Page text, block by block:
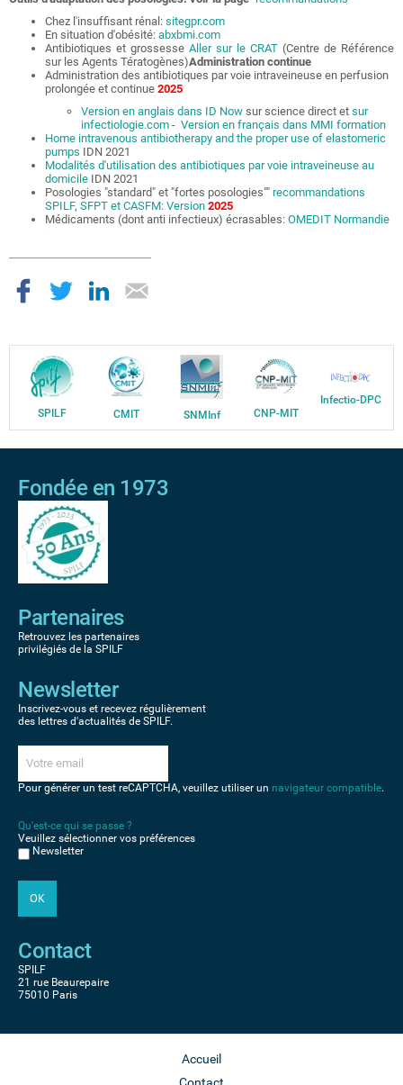
Chez l'insuffisant rénal: sitegpr.com
En situation d'obésité: abxbmi.com
Antibiotiques et grossesse Aller sur le CRAT (Centre de Référence
sur les Agents Tératogènes)Administration continue
Administration des antibiotiques par voie intraveineuse en perfusion
prolongée et continue 2025
Version en anglais dans ID Now sur science direct et sur
infectiologie.com - Version en français dans MMI formation
Home intravenous antibiotherapy and the proper use of elastomeric
pumps IDN 2021
Modalités d'utilisation des antibiotiques par voie intraveineuse au
domicile IDN 2021
Posologies "standard" et "fortes posologies"" recommandations
SPILF, SFPT et CASFM: Version 2025
Médicaments (dont anti infectieux) écrasables: OMEDIT Normandie
SPILF CMIT SNMInf CNP-MIT
Infectio-DPC
Fondée en 1973
Partenaires
Retrouvez les partenaires
privilégiés de la SPILF
Newsletter
Inscrivez-vous et recevez régulièrement
des lettres d'actualités de SPILF.
Pour générer un test reCAPTCHA, veuillez utiliser un navigateur compatible.
Qu'est-ce qui se passe ?
Veuillez sélectionner vos préférences
Newsletter
Contact
SPILF
21 rue Beaurepaire
75010 Paris
Accueil
Contact